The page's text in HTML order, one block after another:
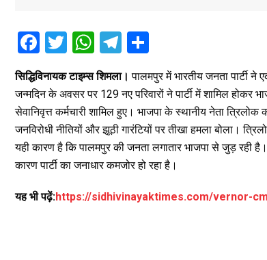
F
a
ce
b
o
o
k
T
tt
er
W
h
at
s
A
p
p
T
e
gr
a
m
ar
e
सिद्धिविनायक टाइम्स शिमला।पालमपुर में भारतीय जनता पार्टी
जन्मदिन के अवसर पर 129 नए परिवारों ने पार्टी में शामिल
सेवानिवृत्त कर्मचारी शामिल हुए। भाजपा के स्थानीय नेता
जनविरोधी नीतियों और झूठी गारंटियों पर तीखा हमला बोला।
यही कारण है कि पालमपुर की जनता लगातार भाजपा से जुड़ रही
कारण पार्टी का जनाधार कमजोर हो रहा है।
यह भी पढ़ें:https://sidhivinayaktimes.com/vernor-